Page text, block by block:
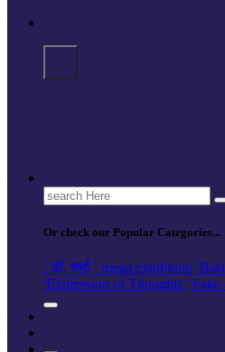
Search
for:
Or check our Popular Categories...
: डॉ. शर्मा ' mega exhibition
'Expression of Thoughts' 'Fake